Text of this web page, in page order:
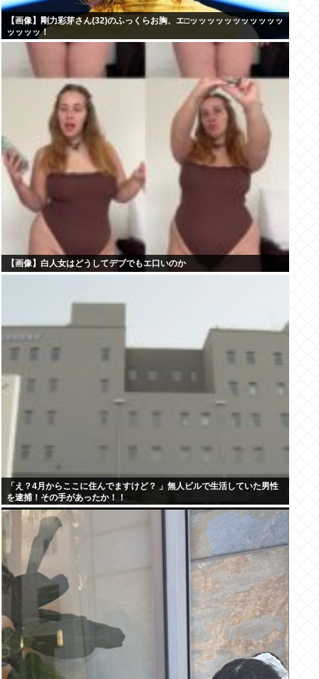
【画像】剛力彩芽さん(32)のふっくらお胸、エ□ッッッッッッッッッッッ
ッッッッ！
【画像】白人女はどうしてデブでもエ口いのか
「え？4月からここに住んでますけど？ 」無人ビルで生活していた男性
を逮捕！その手があったか！！